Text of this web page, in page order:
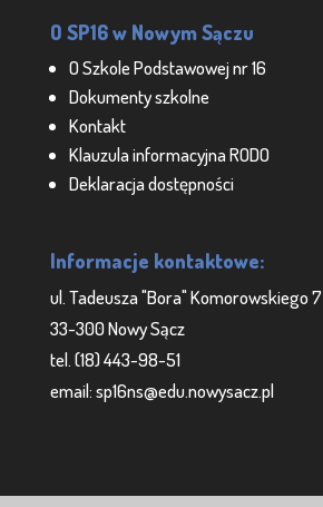
O SP16 w Nowym Sączu
O Szkole Podstawowej nr 16
Dokumenty szkolne
Kontakt
Klauzula informacyjna RODO
Deklaracja dostępności
Informacje kontaktowe:
ul. Tadeusza "Bora" Komorowskiego 7
33-300 Nowy Sącz
tel. (18) 443-98-51
email: sp16ns@edu.nowysacz.pl